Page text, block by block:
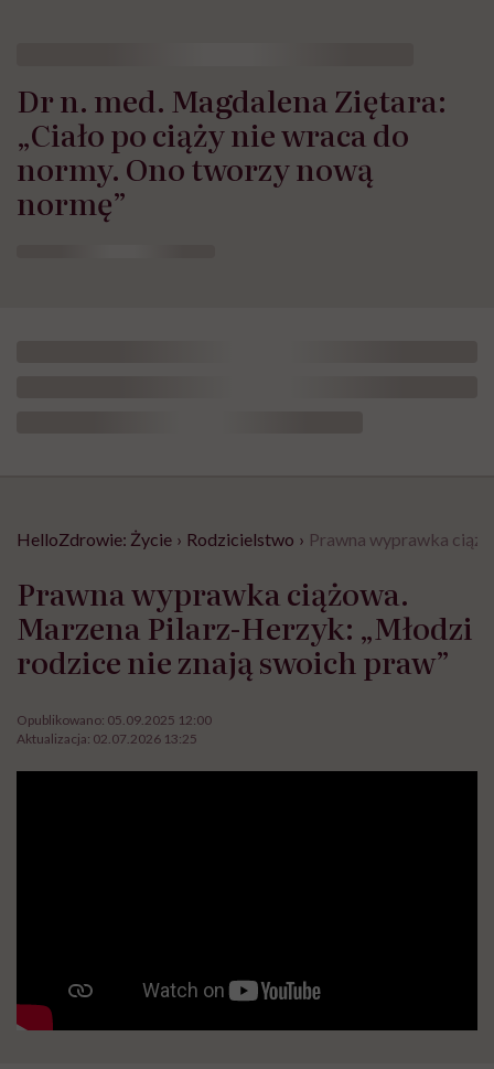
Dr n. med. Magdalena Ziętara:
„Ciało po ciąży nie wraca do
normy. Ono tworzy nową
normę”
HelloZdrowie: Życie › Rodzicielstwo › Prawna wyprawka
Prawna wyprawka ciążowa.
Marzena Pilarz-Herzyk: „Młodzi
rodzice nie znają swoich praw”
Opublikowano: 05.09.2025 12:00
Aktualizacja: 02.07.2026 13:25